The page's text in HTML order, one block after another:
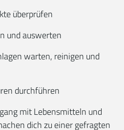
überprüfen
und auswerten
warten, reinigen und
durchführen
mit Lebensmitteln und
dich zu einer gefragten